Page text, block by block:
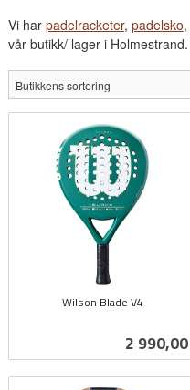
Vi har padelracketer, padelsko,
vår butikk/ lager i Holmestrand.
Wilson Blade V4
Pris
2 990,00